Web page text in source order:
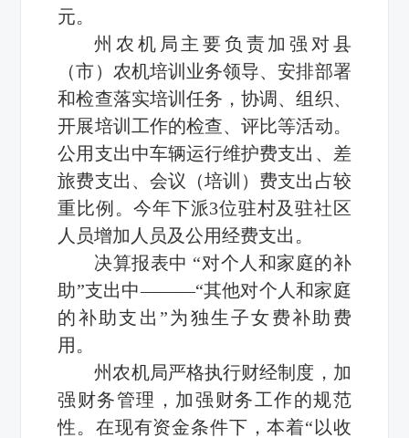
元。
州农机局主要负责加强对县
（市）农机培训业务领导、安排部署
和检查落实培训任务，协调、组织、
开展培训工作的检查、评比等活动。
公用支出中车辆运行维护费支出、差
旅费支出、会议（培训）费支出占较
重比例。今年下派3位驻村及驻社区
人员增加人员及公用经费支出。
决算报表中 “对个人和家庭的补
助”支出中―――“其他对个人和家庭
的补助支出”为独生子女费补助费
用。
州农机局严格执行财经制度，加
强财务管理，加强财务工作的规范
性。在现有资金条件下，本着“以收